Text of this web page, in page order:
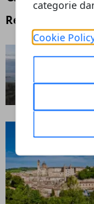
categorie
Cookie
Redazione